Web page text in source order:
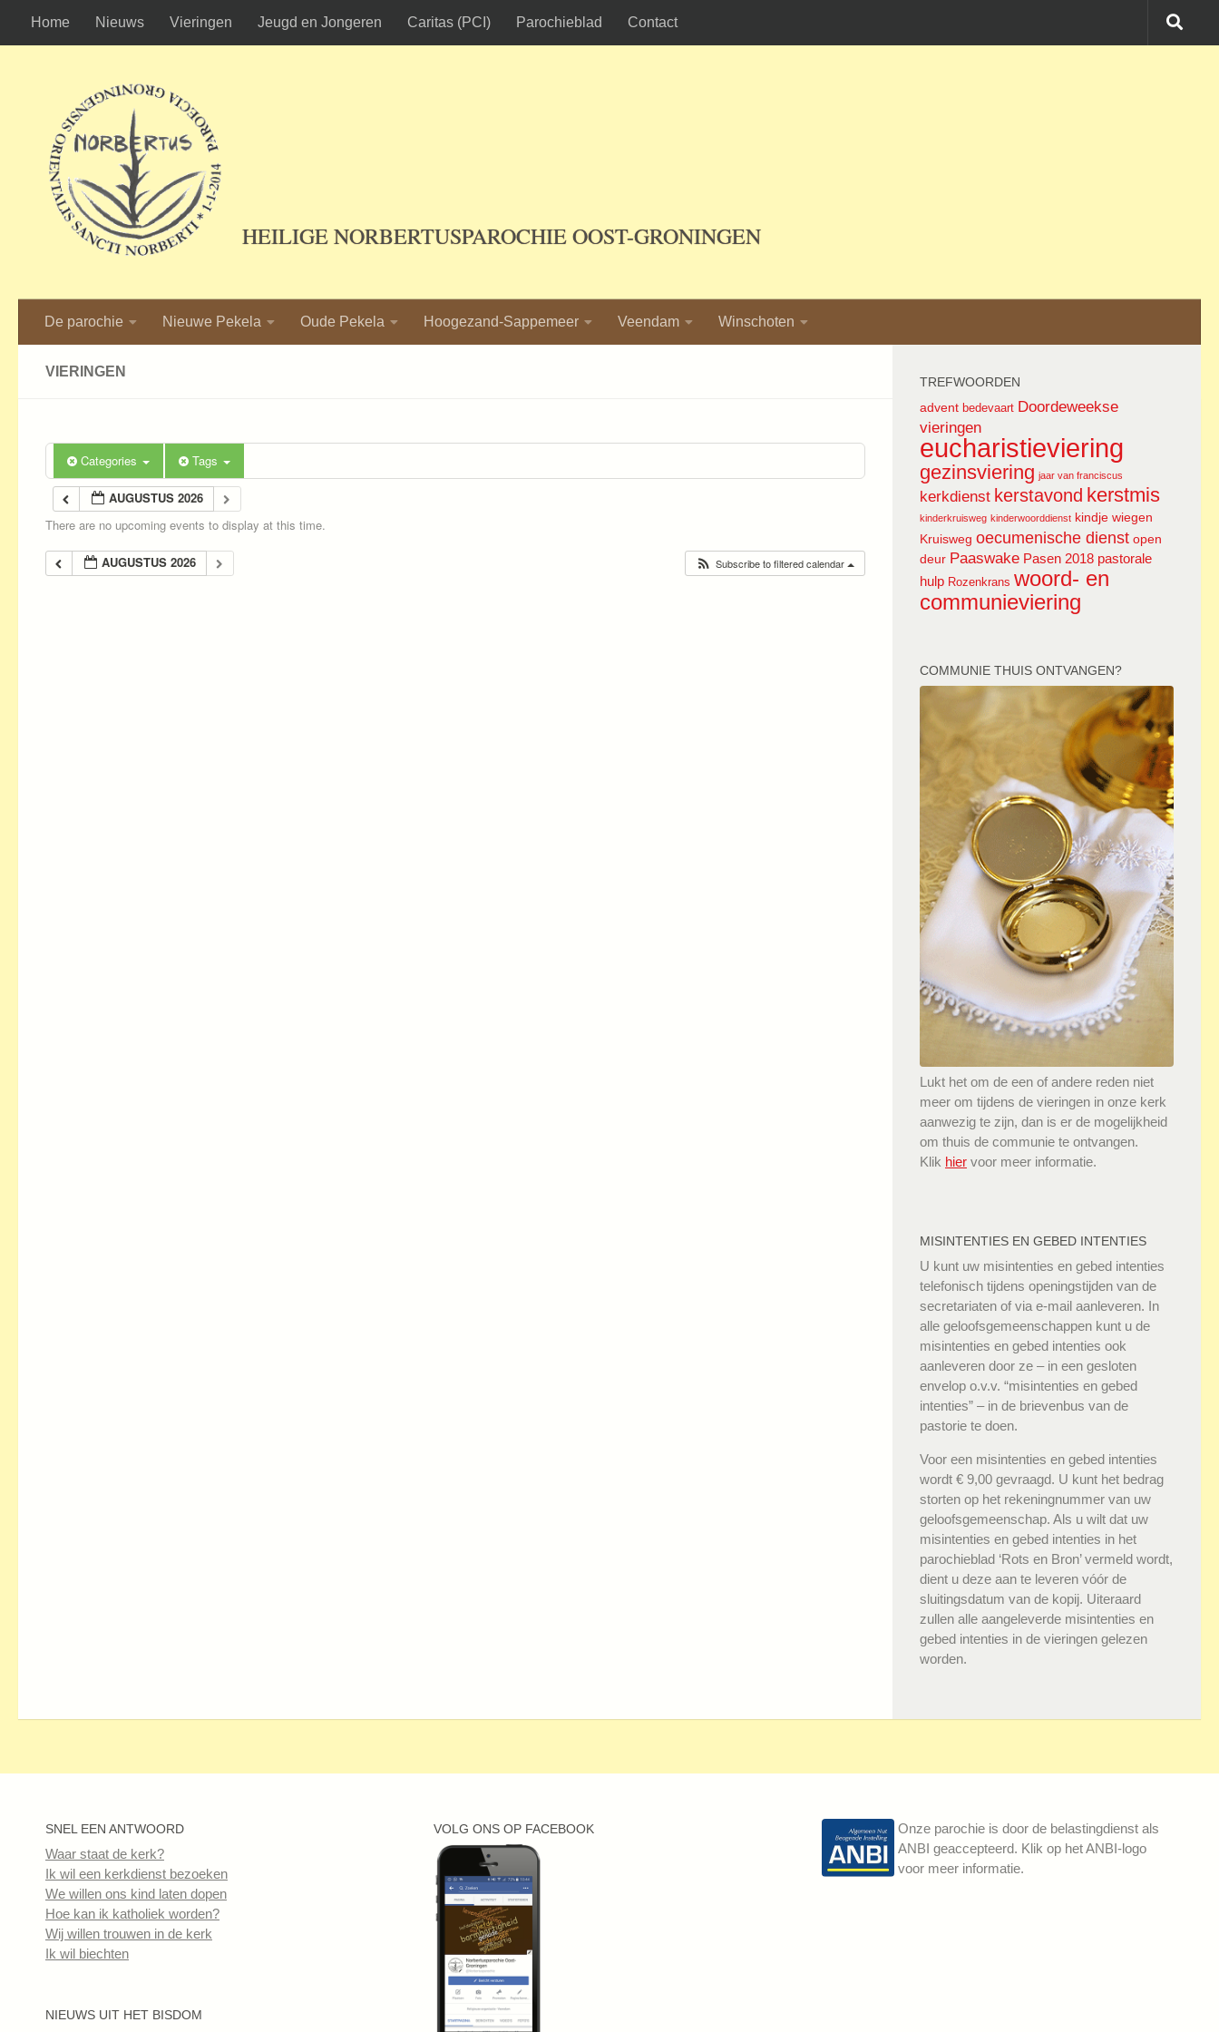
Ga naar de inhoud
Home Nieuws Vieringen Jeugd en Jongeren Caritas (PCI) Parochieblad Contact
HEILIGE NORBERTUSPAROCHIE OOST-GRONINGEN
De parochie Nieuwe Pekela Oude Pekela Hoogezand-Sappemeer Veendam Winschoten
VIERINGEN
Categories Tags
AUGUSTUS 2026
There are no upcoming events to display at this time.
AUGUSTUS 2026 Subscribe to filtered calendar
TREFWOORDEN
advent bedevaart Doordeweekse
vieringen
eucharistieviering
gezinsviering jaar van franciscus
kerkdienst kerstavond kerstmis
kinderkruisweg kinderwoorddienst kindje wiegen
Kruisweg oecumenische dienst open
deur Paaswake Pasen 2018 pastorale
hulp Rozenkrans woord- en
communieviering
COMMUNIE THUIS ONTVANGEN?
Lukt het om de een of andere reden niet
meer om tijdens de vieringen in onze kerk
aanwezig te zijn, dan is er de mogelijkheid
om thuis de communie te ontvangen.
Klik hier voor meer informatie.
MISINTENTIES EN GEBED INTENTIES
U kunt uw misintenties en gebed intenties
telefonisch tijdens openingstijden van de
secretariaten of via e-mail aanleveren. In
alle geloofsgemeenschappen kunt u de
misintenties en gebed intenties ook
aanleveren door ze – in een gesloten
envelop o.v.v. “misintenties en gebed
intenties” – in de brievenbus van de
pastorie te doen.
Voor een misintenties en gebed intenties
wordt € 9,00 gevraagd. U kunt het bedrag
storten op het rekeningnummer van uw
geloofsgemeenschap. Als u wilt dat uw
misintenties en gebed intenties in het
parochieblad ‘Rots en Bron’ vermeld wordt,
dient u deze aan te leveren vóór de
sluitingsdatum van de kopij. Uiteraard
zullen alle aangeleverde misintenties en
gebed intenties in de vieringen gelezen
worden.
SNEL EEN ANTWOORD
Waar staat de kerk?
Ik wil een kerkdienst bezoeken
We willen ons kind laten dopen
Hoe kan ik katholiek worden?
Wij willen trouwen in de kerk
Ik wil biechten
NIEUWS UIT HET BISDOM
VOLG ONS OP FACEBOOK
Onze parochie is door de belastingdienst als
ANBI geaccepteerd. Klik op het ANBI-logo
voor meer informatie.